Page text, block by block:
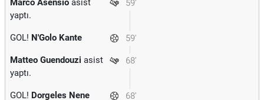
59'
Marco Asensio asist
yaptı.
59'
GOL! N'Golo Kante
68'
Matteo Guendouzi asist
yaptı.
68'
GOL! Dorgeles Nene